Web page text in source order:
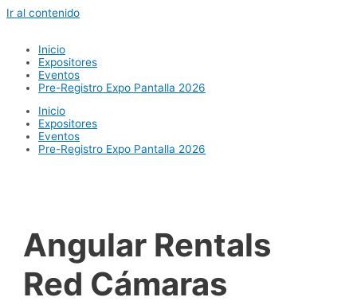
Ir al contenido
Inicio
Expositores
Eventos
Pre-Registro Expo Pantalla 2026
Inicio
Expositores
Eventos
Pre-Registro Expo Pantalla 2026
Angular Rentals
Red Cámaras